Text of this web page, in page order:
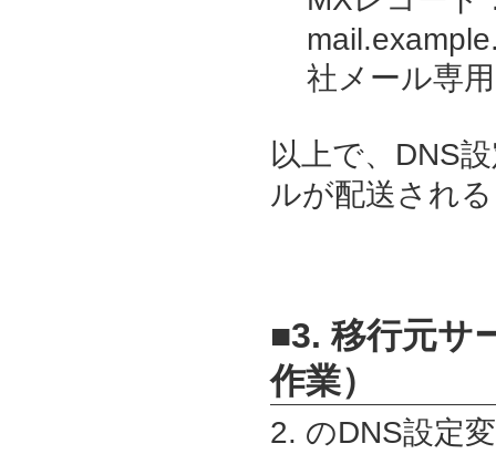
社メール専
以上で、DNS
ルが配送され
■3. 移行元サ
作業）
2. のDNS設定